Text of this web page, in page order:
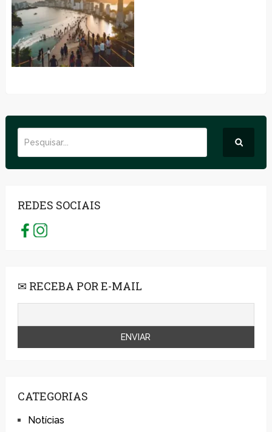
REDES SOCIAIS
✉ RECEBA POR E-MAIL
CATEGORIAS
Notícias